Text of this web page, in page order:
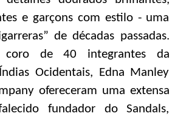
e garçons com estilo - uma
de décadas passadas.
de 40 integrantes da
Ocidentais, Edna Manley
ofereceram uma extensa
fundador do Sandals,